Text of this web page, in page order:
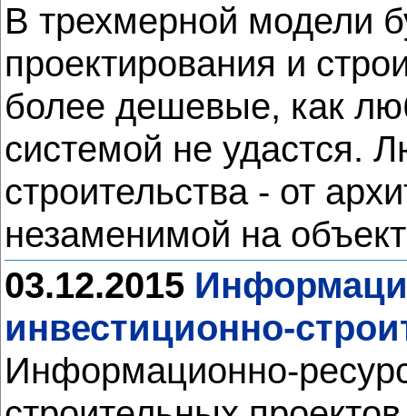
В трехмерной модели
проектирования и
более дешевые, как
системой не удастся.
строительства - от
незаменимой на
03.12.2015
инвестиционно-
Информационно-